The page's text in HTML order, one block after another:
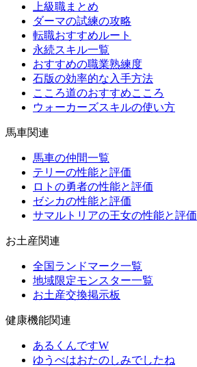
上級職まとめ
ダーマの試練の攻略
転職おすすめルート
永続スキル一覧
おすすめの職業熟練度
石版の効率的な入手方法
こころ道のおすすめこころ
ウォーカーズスキルの使い方
馬車関連
馬車の仲間一覧
テリーの性能と評価
ロトの勇者の性能と評価
ゼシカの性能と評価
サマルトリアの王女の性能と評価
お土産関連
全国ランドマーク一覧
地域限定モンスター一覧
お土産交換掲示板
健康機能関連
あるくんですW
ゆうべはおたのしみでしたね